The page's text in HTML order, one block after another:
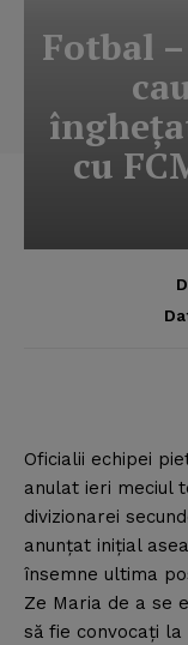
Fotbal
cu
Oficialii echipei
anulat ieri meciul
divizionarei
anunţat iniţial
însemne ultima
Ze Maria de a se
să fie convocaţi